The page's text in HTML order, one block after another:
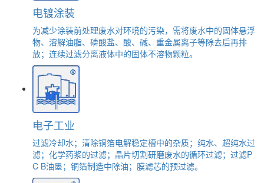
电镀涂装
为减少涂装前处理废水对环境的污染，需将废水中的固体悬浮
物、溶解油脂、磷酸盐、酸、碱、重金属离子等除去后再排
放；连续过滤分离液体中的固体不溶物颗粒。
电子工业
过滤冷却水；清除铜箔电解稳定槽中的杂质；纯水、超纯水过
滤；化学药浆的过滤；晶片切割研磨废水的循环过滤；过滤P
C B油墨；铜箔制造中除油；膜滤芯的预过滤。